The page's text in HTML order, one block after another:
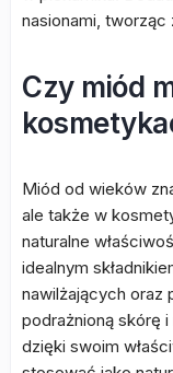
nasionami, tworząc
Czy miód
Miód od wieków
ale także w
naturalne
idealnym
nawilżających oraz
podrażnioną skórę
dzięki swoim